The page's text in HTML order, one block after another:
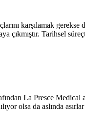
karşılamak
çıkmıştır. Tarihsel
La Presce
olsa da aslında